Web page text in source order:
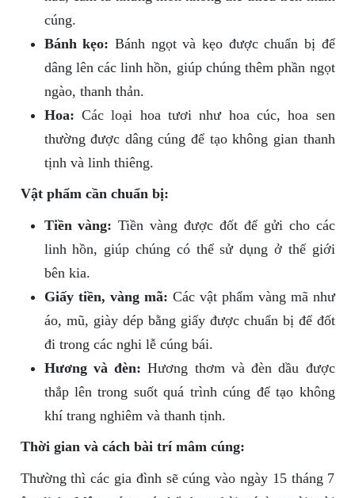
cúng.
Bánh kẹo: Bánh ngọt và kẹo được chuẩn bị để
dâng lên các linh hồn, giúp chúng thêm phần ngọt
ngào, thanh thản.
Hoa: Các loại hoa tươi như hoa cúc, hoa sen
thường được dâng cúng để tạo không gian thanh
tịnh và linh thiêng.
Vật phẩm cần chuẩn bị:
Tiền vàng: Tiền vàng được đốt để gửi cho các
linh hồn, giúp chúng có thể sử dụng ở thế giới
bên kia.
Giấy tiền, vàng mã: Các vật phẩm vàng mã như
áo, mũ, giày dép bằng giấy được chuẩn bị để đốt
đi trong các nghi lễ cúng bái.
Hương và đèn: Hương thơm và đèn dầu được
thắp lên trong suốt quá trình cúng để tạo không
khí trang nghiêm và thanh tịnh.
Thời gian và cách bài trí mâm cúng:
Thường thì các gia đình sẽ cúng vào ngày 15 tháng 7